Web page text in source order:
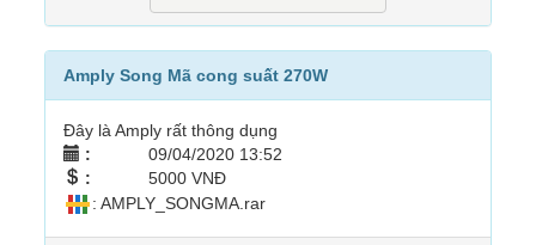
Amply Song Mã cong suất 270W
Đây là Amply rất thông dụng
: 09/04/2020 13:52
: 5000 VNĐ
: AMPLY_SONGMA.rar